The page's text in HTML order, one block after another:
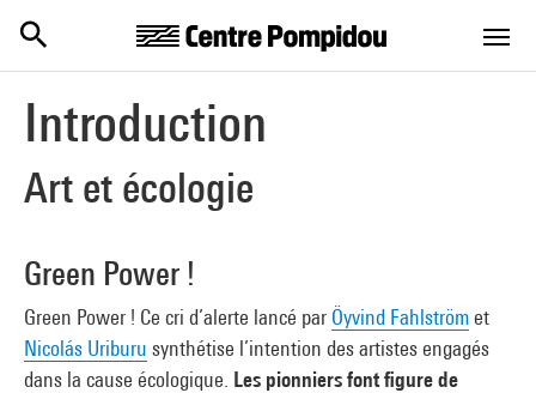
Introduction
Art et écologie
Green Power !
Green Power ! Ce cri d’alerte lancé par Öyvind Fahlströmet
Nicolás Uriburu synthétise l’intention des artistes engagés
dans la cause écologique. Les pionniers font figure de